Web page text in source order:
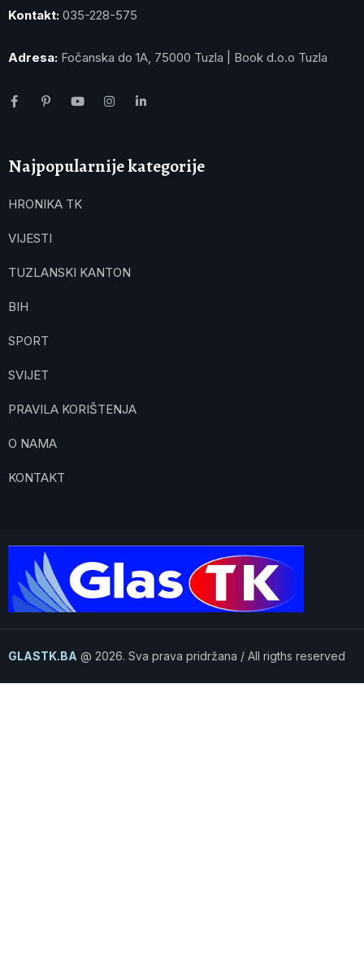
Kontakt: 035-228-575
Adresa: Fočanska do 1A, 75000 Tuzla | Book d.o.o Tuzla
Najpopularnije kategorije
HRONIKA TK
VIJESTI
TUZLANSKI KANTON
BIH
SPORT
SVIJET
PRAVILA KORIŠTENJA
O NAMA
KONTAKT
GLASTK.BA @ 2026. Sva prava pridržana / All rigths reserved